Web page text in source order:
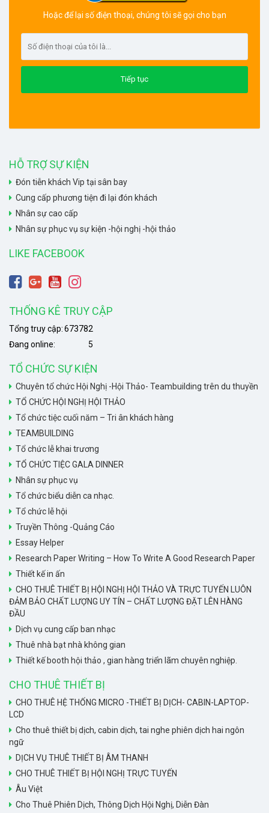
Hoặc để lại số điện thoại, chúng tôi sẽ gọi cho bạn
HỖ TRỢ SỰ KIỆN
Đón tiễn khách Vip tại sân bay
Cung cấp phương tiện đi lại đón khách
Nhân sự cao cấp
Nhân sự phục vụ sự kiện -hội nghị -hội thảo
LIKE FACEBOOK
THỐNG KÊ TRUY CẬP
673782
Tổng truy cập:
5
Đang online:
TỔ CHỨC SỰ KIỆN
Chuyên tổ chức Hội Nghị -Hội Thảo- Teambuilding trên du thuyền
TỔ CHỨC HỘI NGHỊ HỘI THẢO
Tổ chức tiệc cuối năm – Tri ân khách hàng
TEAMBUILDING
Tổ chức lễ khai trương
TỔ CHỨC TIỆC GALA DINNER
Nhân sự phục vụ
Tổ chức biểu diễn ca nhạc.
Tổ chức lễ hội
Truyền Thông -Quảng Cáo
Essay Helper
Research Paper Writing – How To Write A Good Research Paper
Thiết kế in ấn
CHO THUÊ THIẾT BỊ HỘI NGHỊ HỘI THẢO VÀ TRỰC TUYẾN LUÔN
ĐẢM BẢO CHẤT LƯỢNG UY TÍN – CHẤT LƯỢNG ĐẶT LÊN HÀNG
ĐẦU
Dịch vụ cung cấp ban nhạc
Thuê nhà bạt nhà không gian
Thiết kế booth hội thảo , gian hàng triển lãm chuyên nghiệp.
CHO THUÊ THIẾT BỊ
CHO THUÊ HỆ THỐNG MICRO -THIẾT BỊ DỊCH- CABIN-LAPTOP-
LCD
Cho thuê thiết bị dịch, cabin dịch, tai nghe phiên dịch hai ngôn
ngữ
DỊCH VỤ THUÊ THIẾT BỊ ÂM THANH
CHO THUÊ THIẾT BỊ HỘI NGHỊ TRỰC TUYẾN
Âu Việt
Cho Thuê Phiên Dịch, Thông Dịch Hội Nghị, Diễn Đàn